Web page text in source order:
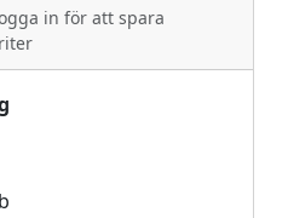
in för att spara